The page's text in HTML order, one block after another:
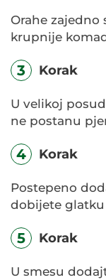
Orahe zajedno
krupnije
3 Korak
U velikoj
ne postanu
4 Korak
Postepeno
dobijete glatku
5 Korak
U smesu